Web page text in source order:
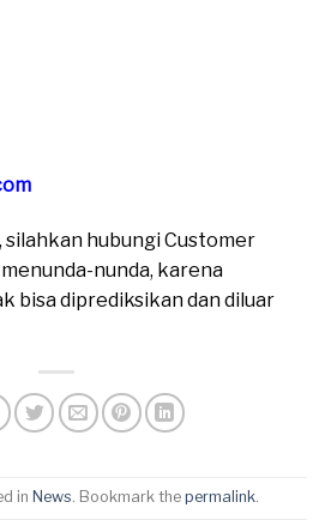
hubungi Customer
nunda, karena
bisa diprediksikan dan diluar
in News. Bookmark the permalink.